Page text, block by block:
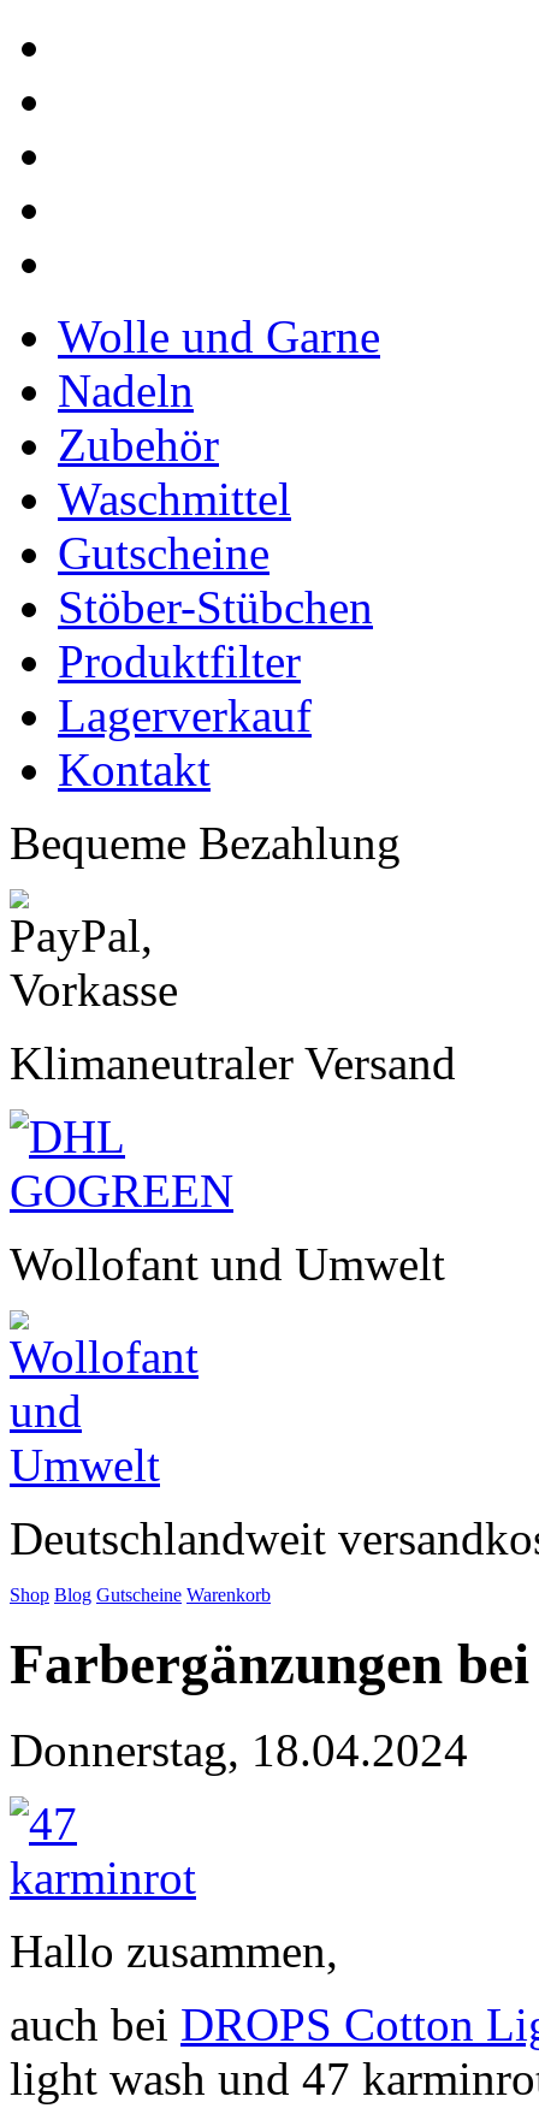
Wolle und Garne
Nadeln
Zubehör
Waschmittel
Gutscheine
Stöber-Stübchen
Produktfilter
Lagerverkauf
Kontakt
Bequeme Bezahlung
Klimaneutraler Versand
Wollofant und Umwelt
Deutschlandweit
Shop Blog Gutscheine Warenkorb
Farbergänzungen
Donnerstag, 18.04.2024
Hallo zusammen,
auch bei DROPS Cotton
light wash und 47